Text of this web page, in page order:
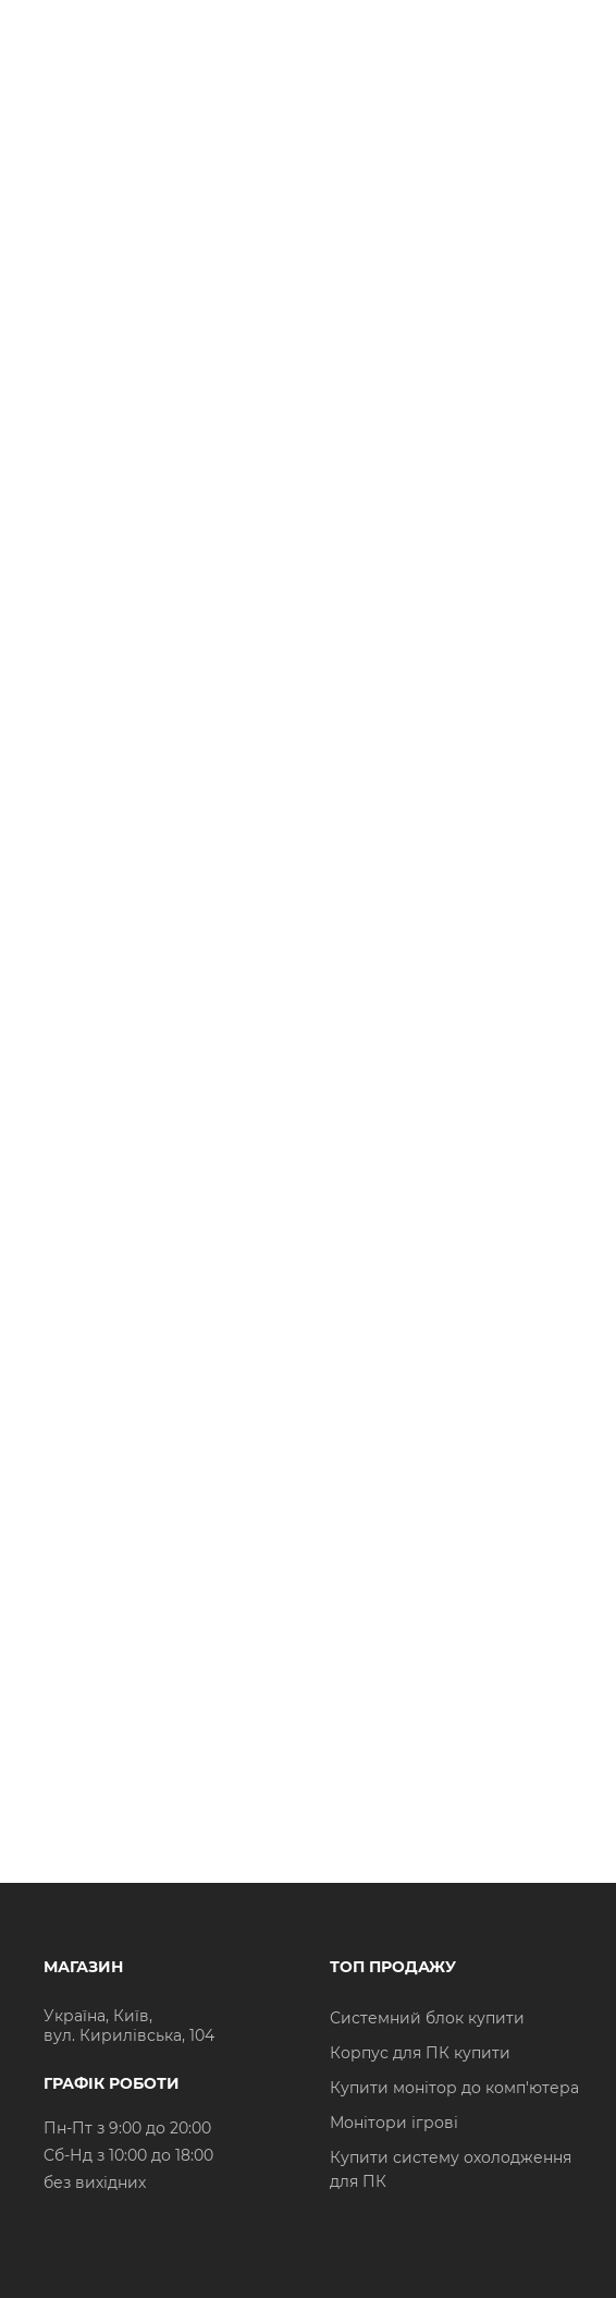
МАГАЗИН
Україна, Київ,
вул. Кирилівська, 104
ГРАФІК РОБОТИ
Пн-Пт з 9:00 до 20:00
Cб-Нд з 10:00 до 18:00
без вихідних
ТОП ПРОДАЖУ
Системний блок купити
Корпус для ПК купити
Купити монітор до комп'ютера
Монітори ігрові
Купити систему охолодження
для ПК